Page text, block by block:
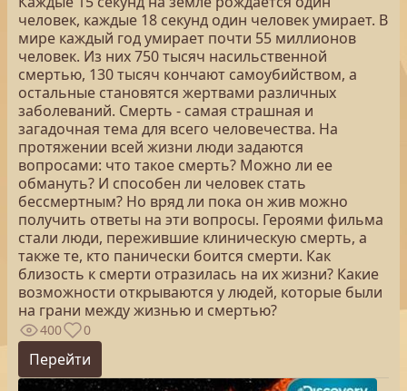
человек, каждые 18 секунд один человек умирает. В
мире каждый год умирает почти 55 миллионов
человек. Из них 750 тысяч насильственной
смертью, 130 тысяч кончают самоубийством, а
остальные становятся жертвами различных
заболеваний. Смерть - самая страшная и
загадочная тема для всего человечества. На
протяжении всей жизни люди задаются
вопросами: что такое смерть? Можно ли ее
обмануть? И способен ли человек стать
бессмертным? Но вряд ли пока он жив можно
получить ответы на эти вопросы. Героями фильма
стали люди, пережившие клиническую смерть, а
также те, кто панически боится смерти. Как
близость к смерти отразилась на их жизни? Какие
возможности открываются у людей, которые были
на грани между жизнью и смертью?
400 0
Перейти